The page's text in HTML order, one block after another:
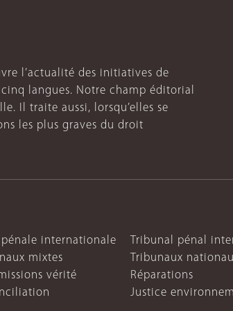
l’actualité des initiatives de
langues. Notre champ éditorial
Il traite aussi, lorsqu’elles se
les plus graves du droit
internationale
Tribunal pénal
mixtes
Tribunaux
vérité
Réparations
Justice